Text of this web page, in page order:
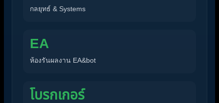
กลยุทธ์ & Systems
EA
ห้องรันผลงาน EA&bot
โบรกเกอร์